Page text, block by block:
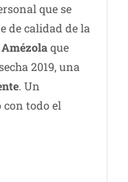
que se
de calidad de la
que
2019, una
. Un
todo el